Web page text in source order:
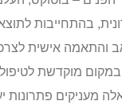
בהתחייבות
והתאמה אישית
מוקדשת
מעניקים פתרונות